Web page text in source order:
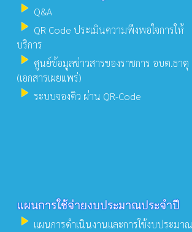
play_arrow Q&A
play_arrow QR Code ประเมินความพึงพอใจการให้
บริการ
play_arrow ศูนย์ข้อมูลข่าวสารของราชการ อบต.ธาตุ
(เอกสารเผยแพร่)
play_arrow ระบบจองคิว ผ่าน QR-Code
แผนการใช้จ่ายงบประมาณประจำปี
play_arrow แผนการดำเนินงานและการใช้งบประมาณ